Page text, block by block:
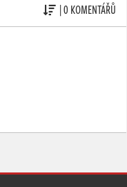
| 0 KOMENTÁŘŮ